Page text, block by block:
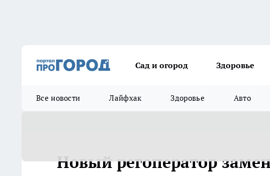
Сад и огород Здоровье
Все новости Лайфхак Здоровье Авто
Новый регоператор